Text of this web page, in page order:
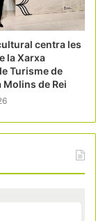
centra les
la Xarxa
Turisme de
Molins de Rei